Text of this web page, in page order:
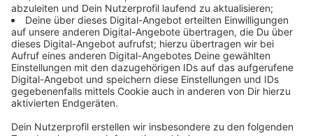
Laut der Isselburger Verwaltung haben bereits einige
Bürgerinnen und Bürger positiv auf die Maßnahme
reagiert. Sie berichten, dass sie sich durch die hellere
Beleuchtung sicherer fühlen. Die Stadt zeigt sich
erfreut über die Rückmeldungen und sieht die
Maßnahme als wichtigen Schritt zur Verbesserung der
öffentlichen Sicherheit.